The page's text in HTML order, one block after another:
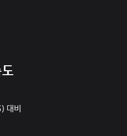
대비